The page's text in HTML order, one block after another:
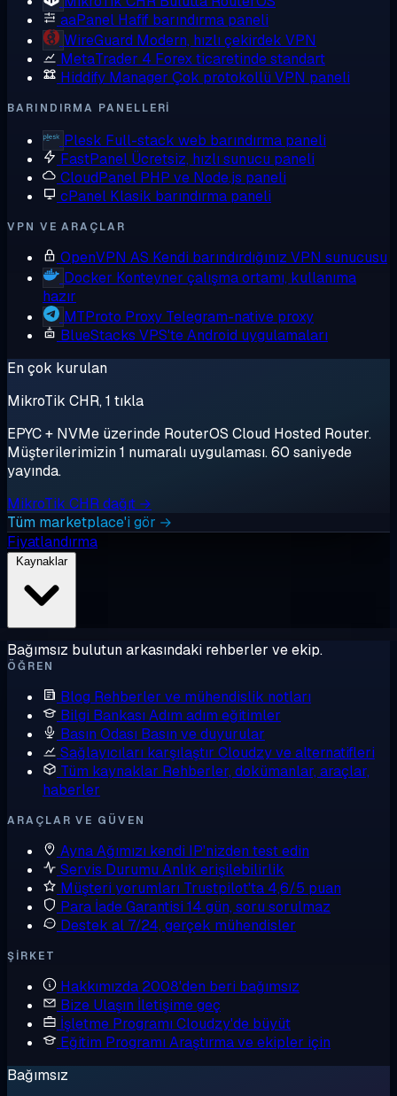
aaPanel Hafif barındırma paneli
WireGuard Modern, hızlı çekirdek VPN
MetaTrader 4 Forex ticaretinde standart
Hiddify Manager Çok protokollü VPN paneli
BARINDIRMA PANELLERI
Plesk Full-stack web barındırma paneli
FastPanel Ücretsiz, hızlı sunucu paneli
CloudPanel PHP ve Node.js paneli
cPanel Klasik barındırma paneli
VPN VE ARAÇLAR
OpenVPN AS Kendi barındırdığınız VPN sunucusu
Docker Konteyner çalışma ortamı, kullanıma
hazır
MTProto Proxy Telegram-native proxy
BlueStacks VPS'te Android uygulamaları
En çok kurulan
MikroTik CHR, 1 tıkla
EPYC + NVMe üzerinde RouterOS Cloud Hosted Router.
Müşterilerimizin 1 numaralı uygulaması. 60 saniyede
yayında.
MikroTik CHR dağıt →
Tüm marketplace'i gör →
Fiyatlandırma
Kaynaklar
Bağımsız bulutun arkasındaki rehberler ve ekip.
ÖĞREN
Blog Rehberler ve mühendislik notları
Bilgi Bankası Adım adım eğitimler
Basın Odası Basın ve duyurular
Sağlayıcıları karşılaştır Cloudzy ve alternatifleri
Tüm kaynaklar Rehberler, dokümanlar, araçlar,
haberler
ARAÇLAR VE GÜVEN
AynaAğımızı kendi IP'nizden test edin
Servis Durumu Anlık erişilebilirlik
Müşteri yorumları Trustpilot'ta 4,6/5 puan
Para İade Garantisi 14 gün, soru sorulmaz
Destek al 7/24, gerçek mühendisler
ŞIRKET
Hakkımızda 2008'den beri bağımsız
Bize Ulaşın İletişime geç
İşletme Programı Cloudzy'de büyüt
Eğitim Programı Araştırma ve ekipler için
Bağımsız